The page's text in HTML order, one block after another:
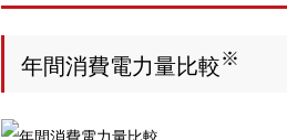
年間消費電力量比較※